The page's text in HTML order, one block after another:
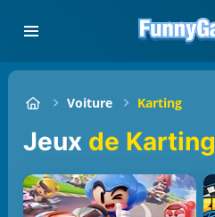
Voiture Karting
Jeux de Karting